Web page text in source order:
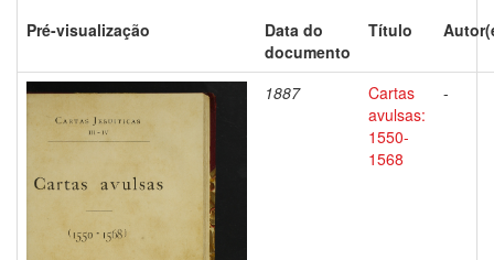
Pré-visualização
Data do
documento
Título
1887
Cartas
avulsas:
1550-
1568
-